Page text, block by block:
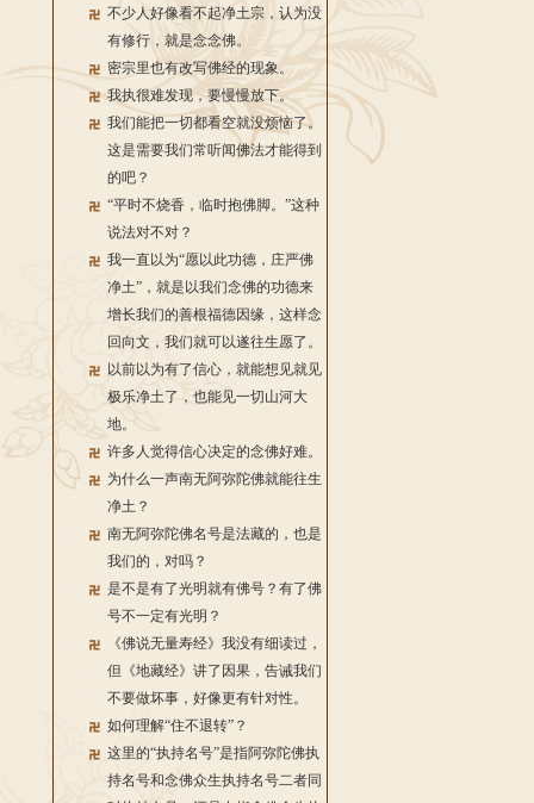
不少人好像看不起净土宗，认为没
有修行，就是念念佛。
密宗里也有改写佛经的现象。
我执很难发现，要慢慢放下。
我们能把一切都看空就没烦恼了。
这是需要我们常听闻佛法才能得到
的吧？
“平时不烧香，临时抱佛脚。”这种
说法对不对？
我一直以为“愿以此功德，庄严佛
净土”，就是以我们念佛的功德来
增长我们的善根福德因缘，这样念
回向文，我们就可以遂往生愿了。
以前以为有了信心，就能想见就见
极乐净土了，也能见一切山河大
地。
许多人觉得信心决定的念佛好难。
为什么一声南无阿弥陀佛就能往生
净土？
南无阿弥陀佛名号是法藏的，也是
我们的，对吗？
是不是有了光明就有佛号？有了佛
号不一定有光明？
《佛说无量寿经》我没有细读过，
但《地藏经》讲了因果，告诫我们
不要做坏事，好像更有针对性。
如何理解“住不退转”？
这里的“执持名号”是指阿弥陀佛执
持名号和念佛众生执持名号二者同